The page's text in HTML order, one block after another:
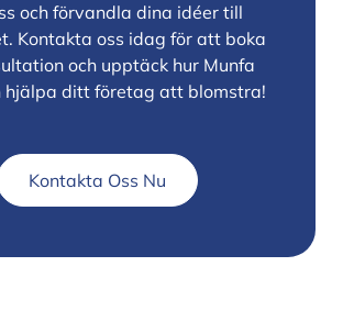
och förvandla dina idéer till
Kontakta oss idag för att boka
och upptäck hur Munfa
hjälpa ditt företag att blomstra!
Kontakta Oss Nu